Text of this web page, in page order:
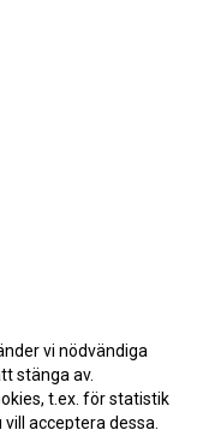
vi nödvändiga
stänga av.
t.ex. för statistik
acceptera dessa.